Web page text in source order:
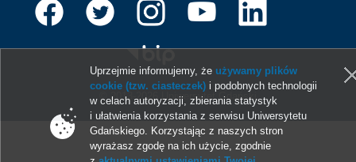
© 2013-2026 Uniwersytet Gdański
Uprzejmie informujemy, że używamy plików
cookie (tzw. ciasteczek) i podobnych technologii
w celach autoryzacji, zbierania statystyk
i ułatwienia korzystania z serwisu Uniwersytetu
Gdańskiego. Korzystając z naszych stron
wyrażasz zgodę na ich użycie, zgodnie